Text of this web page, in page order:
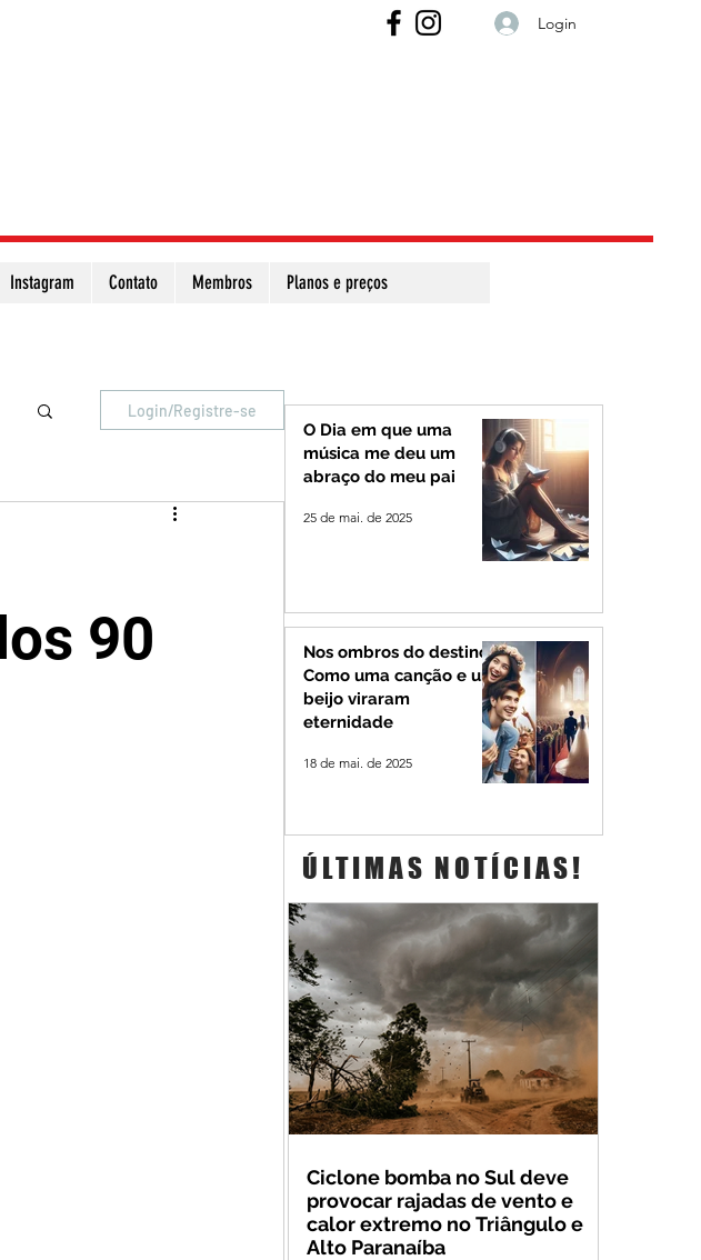
Login
Instagram Contato Membros Planos e preços
Login/Registre-se
90
O Dia em que uma
música me deu um
abraço do meu pai
25 de mai. de 2025
Nos ombros do destino:
Como uma canção e um
beijo viraram
eternidade
18 de mai. de 2025
ÚLTIMAS NOTÍCIAS!
Ciclone bomba no Sul deve
provocar rajadas de vento e
calor extremo no Triângulo e
Alto Paranaíba